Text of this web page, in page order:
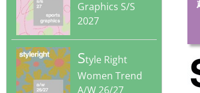
Graphics S/S
2027
Style Right
Women Trend
A/W 26/27